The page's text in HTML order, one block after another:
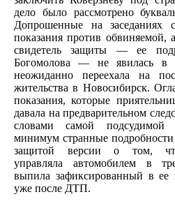
дело было рассмотрено
Допрошенные на заседаниях
показания против обвиняемой,
свидетель защиты — ее
Богомолова — не явилась в
неожиданно переехала на
жительства в Новосибирск.
показания, которые
давала на предварительном
словами самой подсудимой
минимум странные
защитой версии о том,
управляла автомобилем в
выпила зафиксированный в ее
уже после ДТП.